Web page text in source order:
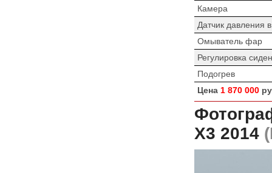
Камера
Датчик давления
Омыватель фар
Регулировка
Подогрев
Цена 1 870 000
X3 2014